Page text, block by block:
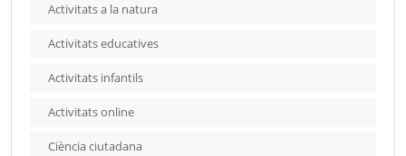
Activitats a la natura
Activitats educatives
Activitats infantils
Activitats online
Ciència ciutadana